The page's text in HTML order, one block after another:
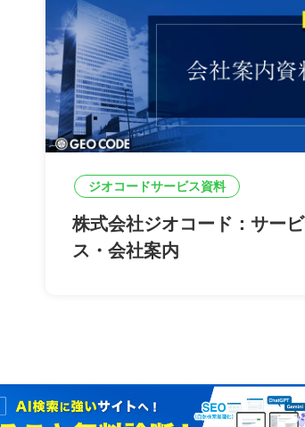
ジオコードサービス資料
株式会社ジオコード：サービ
ス・会社案内